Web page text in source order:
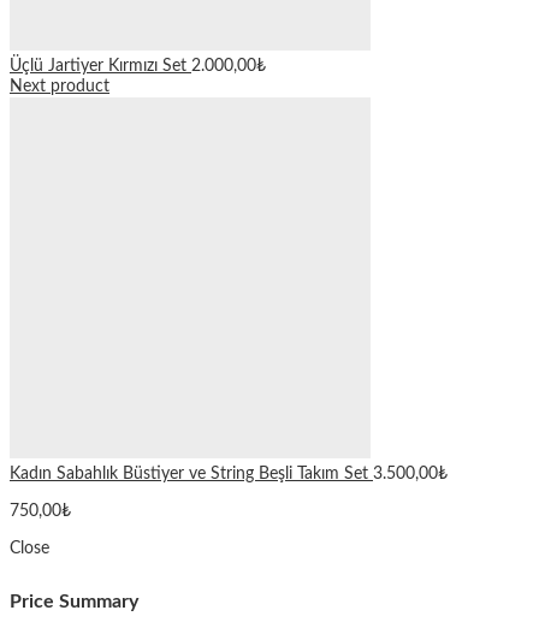
Üçlü Jartiyer Kırmızı Set 2.000,00₺
Next product
Kadın Sabahlık Büstiyer ve String Beşli Takım Set 3.500,00₺
750,00₺
Close
Price Summary